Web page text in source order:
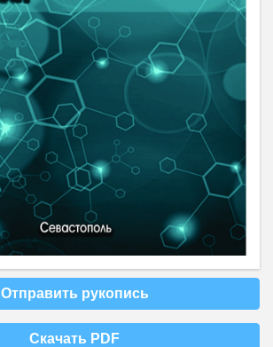
Отправить рукопись
Скачать PDF